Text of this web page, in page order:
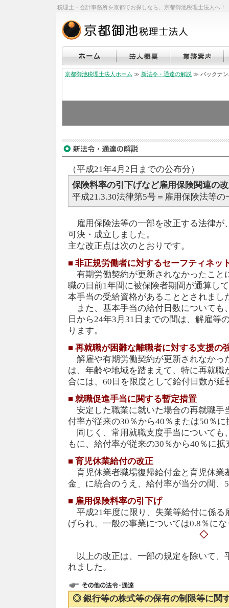
税理士・会計事務所を京都でお探しなら、京都御池税理士法人へ！
京都御池税理士法人ホーム ≫ 新法令・通達の解説 ≫ バックナン
（平成21年4月2日までの公布分）
保険料率の引下げなど雇用保険関連の
平成21.3.30法律第5号＝雇用保険法等
雇用保険法等の一部を改正する法律が
可決・成立しました。
主な改正点は次のとおりです。
■ 非正規労働者に対するセーフティネッ
有期労働契約が更新されなかったこと
職の日前1年間に被保険者期間が通算し
本手当の受給資格があることとされまし
また、基本手当の給付日数についても
日から24年3月31日までの間は、解雇等
ります。
■ 再就職が困難な離職者に対する支援の
解雇や有期労働契約が更新されなかっ
は、年齢や地域を踏まえて、特に再就職
合には、60日を限度として給付日数が延
■ 就職促進手当に関する暫定措置
安定した職業に就いた場合の再就職手
付率が従来の30％から40％または50％
同じく、常用就職支度手当についても
もに、給付率が従来の30％から40％に
■ 育児休業給付の改正
育児休業者職場復帰給付金と育児休業
金」に統合のうえ、給付率が当分の間、
■ 雇用保険料率の引下げ
平成21年度に限り、失業等給付に係る
げられ、一般の事業については0.8％に
◇
以上の改正は、一部の規定を除いて、
れました。
◎ 銀行等の株式等の保有の制限等に関